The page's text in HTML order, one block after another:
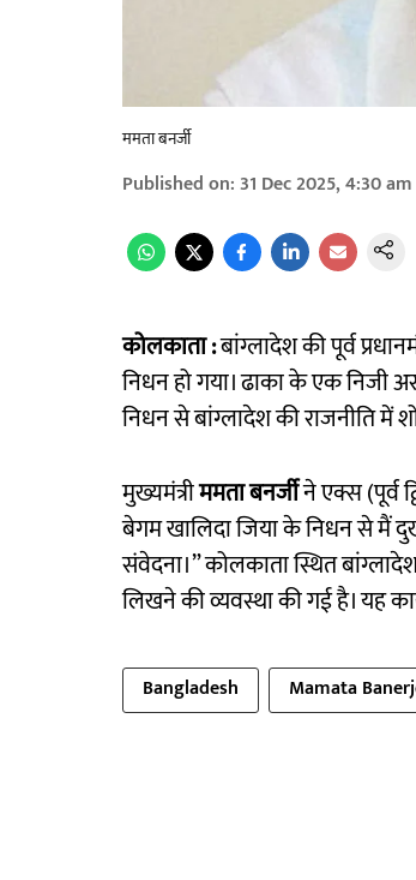
ममता बनर्जी
Published on:31 Dec 2025, 4:30 am
कोलकाता :बांग्लादेश की पूर्व
निधन हो गया। ढाका के एक निजी
निधन से बांग्लादेश की राजनीति में
मुख्यमंत्रीममता बनर्जीने एक्स (पूर्व
बेगम खालिदा जिया के निधन से मैं
संवेदना।” कोलकाता स्थित
लिखने की व्यवस्था की गई है। यह
Bangladesh Mamata